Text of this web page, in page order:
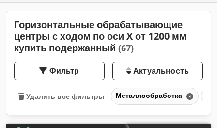
Горизонтальные обрабатывающие
центры с ходом по оси X от 1200 мм
купить подержанный (67)
Фильтр Актуальность
Удалить все фильтры Металлообработка